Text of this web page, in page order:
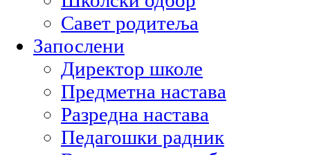
Савет родитеља
Запослени
Директор школе
Предметна настава
Разредна настава
Педагошки радник